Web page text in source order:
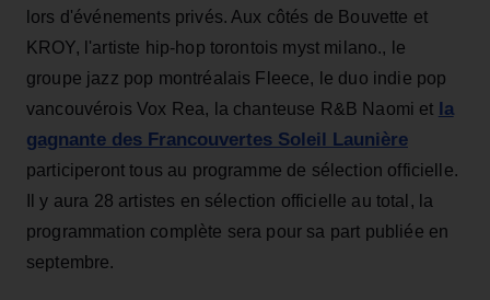
lors d'événements privés. Aux côtés de Bouvette et
KROY, l'artiste hip-hop torontois myst milano., le
groupe jazz pop montréalais Fleece, le duo indie pop
vancouvérois Vox Rea, la chanteuse R&B Naomi et
la
gagnante des Francouvertes Soleil Launière
participeront tous au programme de sélection officielle.
Il y aura 28 artistes en sélection officielle au total, la
programmation complète sera pour sa part publiée en
septembre.